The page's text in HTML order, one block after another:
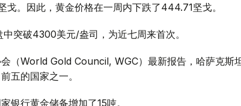
戈。因此，黄金价格在一周内下跌了444.71坚戈。
突破4300美元/盎司，为近七周来首次。
会（World Gold Council, WGC）最新报告，哈萨克斯
五的国家之一。
银行黄金储备增加了15吨。